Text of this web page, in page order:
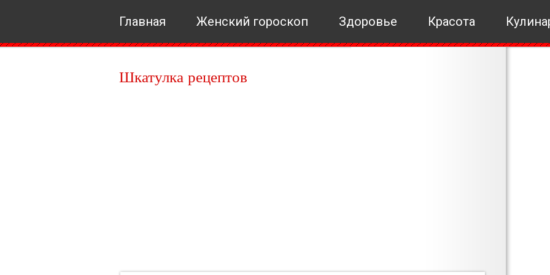
Главная Женский гороскоп Здоровье Красота
Шкатулка рецептов